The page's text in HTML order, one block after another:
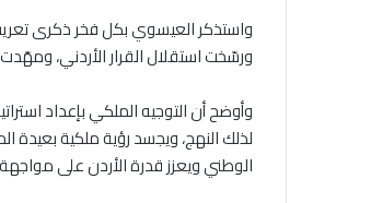
واستذكر العيسوي بكل فخر ذكرى
ورسّخت استقلال القرار الأردني،
وأوضح أن التوجيه الملكي بإعداد
لذلك النهج، ويجسد رؤية ملكية بعيدة
الوطني ويعزز قدرة الأردن على